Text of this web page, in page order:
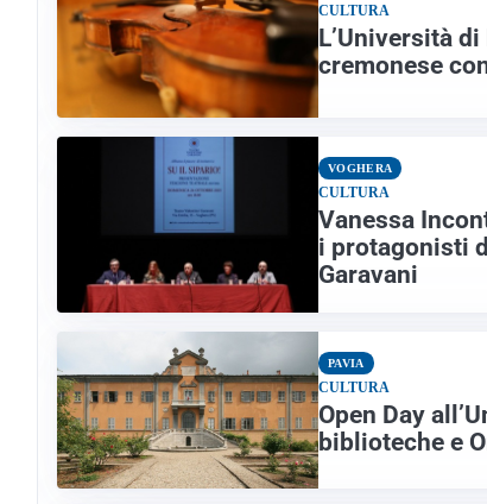
CULTURA
L’Università
cremonese
VOGHERA
CULTURA
Vanessa
i protagonisti
Garavani
PAVIA
CULTURA
Open Day
biblioteche e